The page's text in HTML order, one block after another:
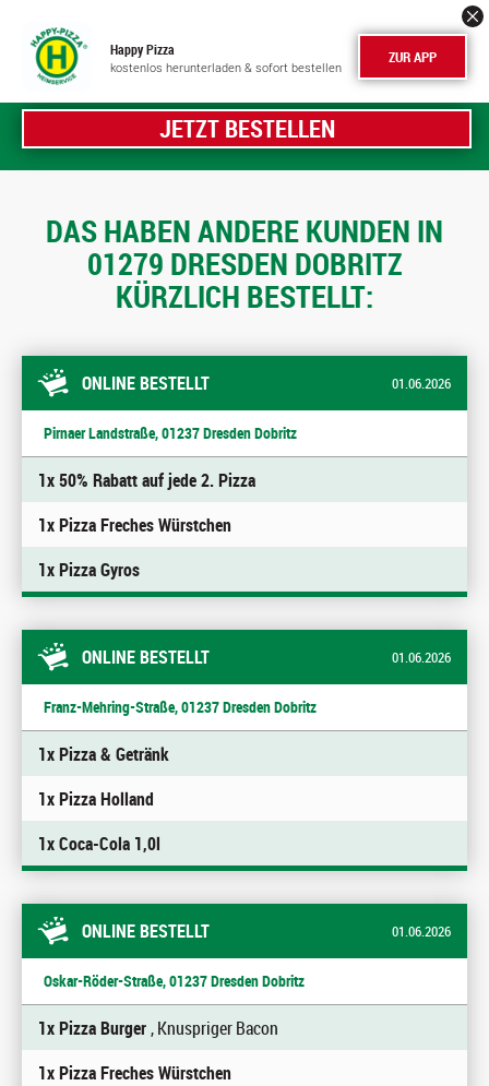
Happy Pizza
kostenlos herunterladen & sofort bestellen ZUR APP
JETZT BESTELLEN
DAS HABEN ANDERE KUNDEN IN
01279 DRESDEN DOBRITZ
KÜRZLICH BESTELLT:
ONLINE BESTELLT 01.06.2026
Pirnaer Landstraße, 01237 Dresden Dobritz
1x 50% Rabatt auf jede 2. Pizza
1x Pizza Freches Würstchen
1x Pizza Gyros
ONLINE BESTELLT 01.06.2026
Franz-Mehring-Straße, 01237 Dresden Dobritz
1x Pizza & Getränk
1x Pizza Holland
1x Coca-Cola 1,0l
ONLINE BESTELLT 01.06.2026
Oskar-Röder-Straße, 01237 Dresden Dobritz
1x Pizza Burger, Knuspriger Bacon
1x Pizza Freches Würstchen